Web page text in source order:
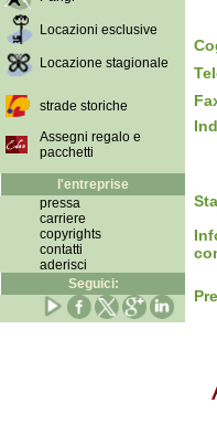
Locazioni esclusive
Locazione stagionale
strade storiche
Assegni regalo e
pacchetti
l'entreprise
pressa
carriere
copyrights
contatti
aderisci
Seguici: